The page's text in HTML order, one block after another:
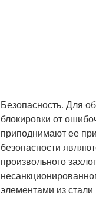
Безопасность. Для
блокировки от
приподнимают ее
безопасности
произвольного
элементами из